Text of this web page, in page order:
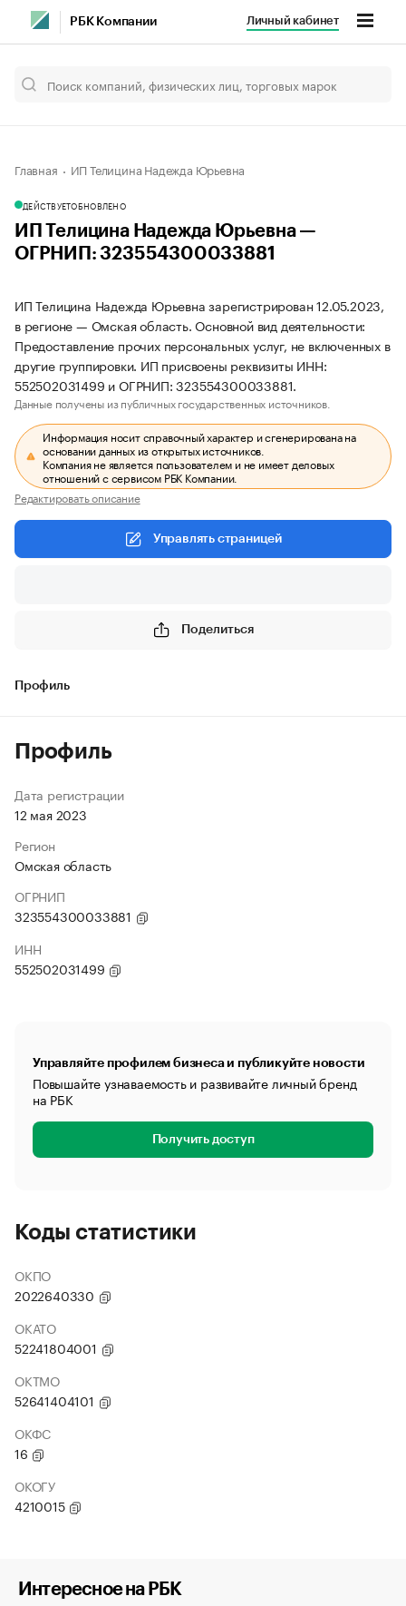
РБК Компании Личный кабинет
Главная ИП Телицина Надежда Юрьевна
ДЕЙСТВУЕТОБНОВЛЕНО
ИП Телицина Надежда Юрьевна —
ОГРНИП: 323554300033881
ИП Телицина Надежда Юрьевна зарегистрирован 12.05.2023,
в регионе — Омская область. Основной вид деятельности:
Предоставление прочих персональных услуг, не включенных в
другие группировки. ИП присвоены реквизиты ИНН:
552502031499 и ОГРНИП: 323554300033881.
Данные получены из публичных государственных источников.
Информация носит справочный характер и сгенерирована на
основании данных из открытых источников.
Компания не является пользователем и не имеет деловых
отношений с сервисом РБК Компании.
Редактировать описание
Управлять страницей
Поделиться
Профиль
Профиль
Дата регистрации
12 мая 2023
Регион
Омская область
ОГРНИП
323554300033881
ИНН
552502031499
Управляйте профилем бизнеса и публикуйте новости
Повышайте узнаваемость и развивайте личный бренд
на РБК
Получить доступ
Коды статистики
ОКПО
2022640330
ОКАТО
52241804001
ОКТМО
52641404101
ОКФС
16
ОКОГУ
4210015
Интересное на РБК